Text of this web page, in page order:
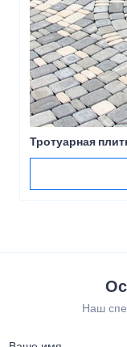
Тротуарная
Наш